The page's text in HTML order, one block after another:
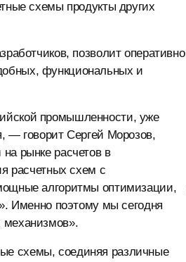
схемы продукты других
позволит оперативно
функциональных и
промышленности, уже
— говорит Сергей Морозов,
рынке расчетов в
расчетных схем с
алгоритмы оптимизации,
Именно поэтому мы сегодня
механизмов».
схемы, соединяя различные